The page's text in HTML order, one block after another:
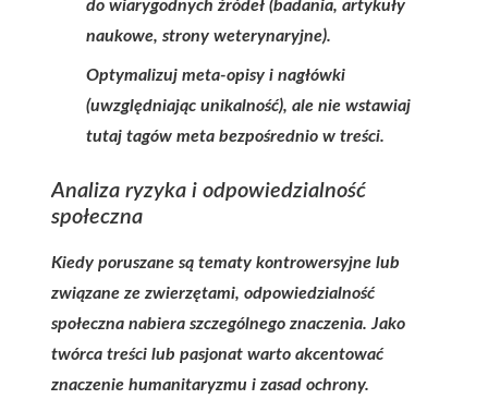
do wiarygodnych źródeł (badania, artykuły
naukowe, strony weterynaryjne).
Optymalizuj meta-opisy i nagłówki
(uwzględniając unikalność), ale nie wstawiaj
tutaj tagów meta bezpośrednio w treści.
Analiza ryzyka i odpowiedzialność
społeczna
Kiedy poruszane są tematy kontrowersyjne lub
związane ze zwierzętami, odpowiedzialność
społeczna nabiera szczególnego znaczenia. Jako
twórca treści lub pasjonat warto akcentować
znaczenie humanitaryzmu i zasad ochrony.